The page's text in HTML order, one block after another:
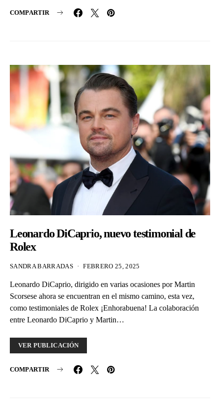
COMPARTIR
Leonardo DiCaprio, nuevo testimonial de
Rolex
SANDRA BARRADAS FEBRERO 25, 2025
Leonardo DiCaprio, dirigido en varias ocasiones por Martin
Scorsese ahora se encuentran en el mismo camino, esta vez,
como testimoniales de Rolex ¡Enhorabuena! La colaboración
entre Leonardo DiCaprio y Martin…
VER PUBLICACIÓN
COMPARTIR